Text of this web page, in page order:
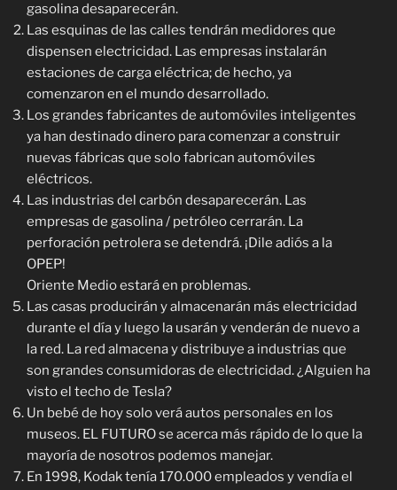
gasolina desaparecerán.
Las esquinas de las calles tendrán medidores que
dispensen electricidad. Las empresas instalarán
estaciones de carga eléctrica; de hecho, ya
comenzaron en el mundo desarrollado.
Los grandes fabricantes de automóviles inteligentes
ya han destinado dinero para comenzar a construir
nuevas fábricas que solo fabrican automóviles
eléctricos.
Las industrias del carbón desaparecerán. Las
empresas de gasolina / petróleo cerrarán. La
perforación petrolera se detendrá. ¡Dile adiós a la
OPEP!
Oriente Medio estará en problemas.
Las casas producirán y almacenarán más electricidad
durante el día y luego la usarán y venderán de nuevo a
la red. La red almacena y distribuye a industrias que
son grandes consumidoras de electricidad. ¿Alguien ha
visto el techo de Tesla?
Un bebé de hoy solo verá autos personales en los
museos. EL FUTURO se acerca más rápido de lo que la
mayoría de nosotros podemos manejar.
En 1998, Kodak tenía 170.000 empleados y vendía el